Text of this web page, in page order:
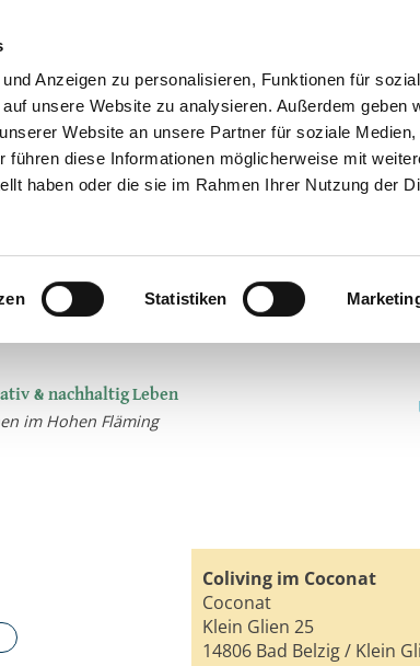
Anzeigen zu personalisieren, Funktionen für
unsere Website zu analysieren. Außerdem geben
Website an unsere Partner für soziale Medien,
führen diese Informationen möglicherweise mit
haben oder die sie im Rahmen Ihrer Nutzung der
Statistiken
& nachhaltig Leben
im Hohen Fläming
Coliving im Coconat
Coconat
Klein Glien 25
14806 Bad Belzig / Klein